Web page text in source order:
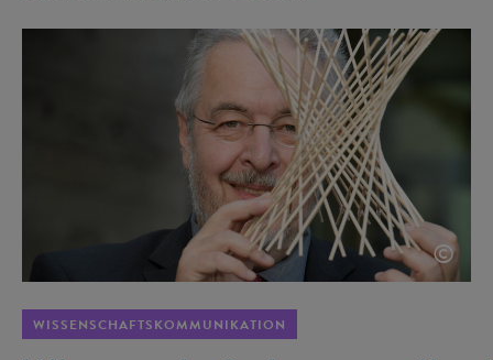
©
WISSENSCHAFTSKOMMUNIKATION